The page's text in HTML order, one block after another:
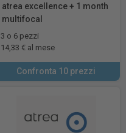
atrea excellence + 1 month
multifocal
3 o 6 pezzi
14,33 € al mese
Confronta 10 prezzi